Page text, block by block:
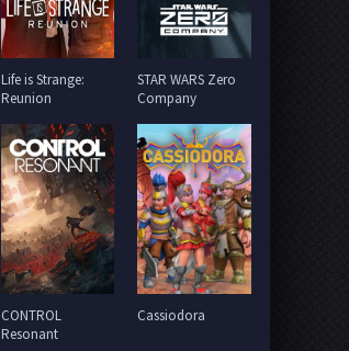
Life is Strange:
Reunion
STAR WARS Zero
Company
CONTROL
Resonant
Cassiodora